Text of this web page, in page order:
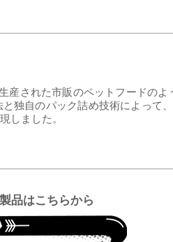
産された市販のペットフードのよ
独自のパック詰め技術によって、
しました。
品はこちらから